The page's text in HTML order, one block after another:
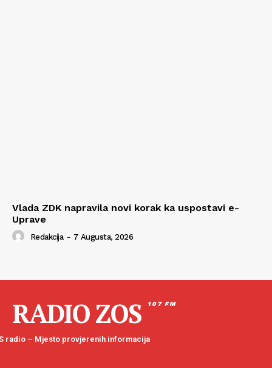
Vlada ZDK napravila novi korak ka uspostavi e-
Uprave
Redakcija - 7 Augusta, 2026
RADIO ZOS 107 FM
radio – Mjesto provjerenih informacija